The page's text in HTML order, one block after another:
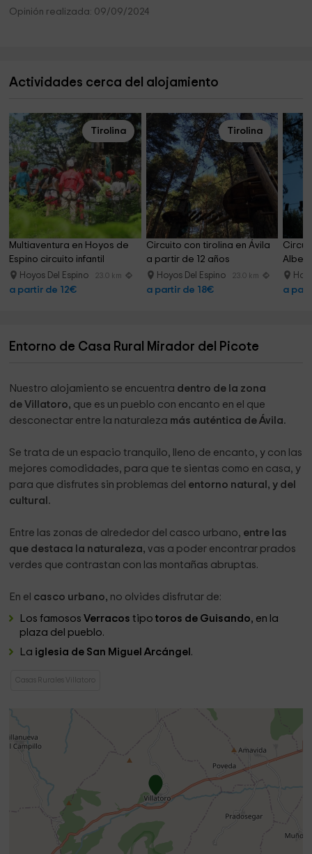
Opinión realizada: 09/09/2024
Actividades cerca del alojamiento
Tirolina
Multiaventura en Hoyos de
Espino circuito infantil
Hoyos Del Espino 23.0 km
a partir de 12€
Tirolina
Circuito con tirolina en Ávila
a partir de 12 años
Hoyos Del Espino 23.0 km
a partir de 18€ a
Entorno de Casa Rural Mirador del Picote
Nuestro alojamiento se encuentra dentro de la zona
de Villatoro, que es un pueblo con encanto en el que
desconectar entre la naturaleza más auténtica de Ávila.
Se trata de un espacio tranquilo, lleno de encanto, y con las
mejores comodidades, para que te sientas como en casa, y
para que disfrutes sin problemas del entorno natural, y del
cultural.
Entre las zonas de alrededor del casco urbano, entre las
que destaca la naturaleza, vas a poder encontrar prados
verdes que contrastan con las montañas abruptas.
En el casco urbano, no olvides disfrutar de:
Los famososVerracos tipotoros de Guisando, en la
plaza del pueblo.
La iglesia de San Miguel Arcángel .
Casas Rurales Villatoro